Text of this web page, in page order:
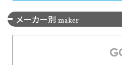
メーカー別 maker